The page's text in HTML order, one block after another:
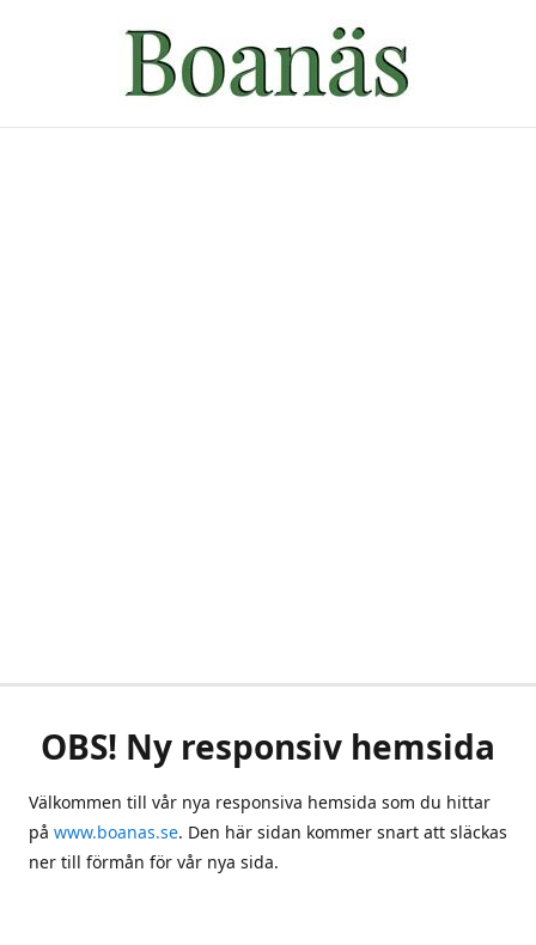
OBS! Ny responsiv hemsida
Välkommen till vår nya responsiva hemsida som du hittar
på www.boanas.se. Den här sidan kommer snart att släckas
ner till förmån för vår nya sida.